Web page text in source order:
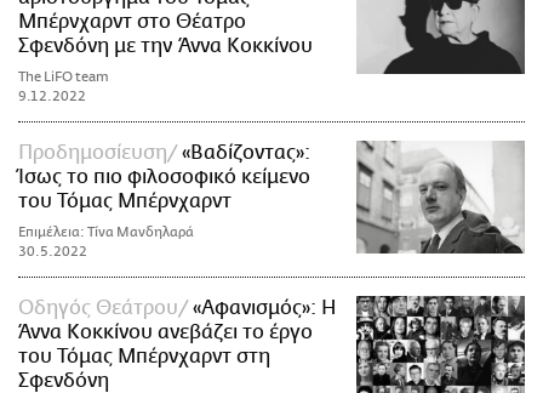
Μπέρνχαρντ στο Θέατρο
Σφενδόνη με την Άννα Κοκκίνου
The LiFO team
9.12.2022
Προδημοσίευση
«Βαδίζοντας»:
Ίσως το πιο φιλοσοφικό κείμενο
του Τόμας Μπέρνχαρντ
Επιμέλεια: Τίνα Μανδηλαρά
30.5.2022
Οδηγός Θεάτρου
«Αφανισμός»: Η
Άννα Κοκκίνου ανεβάζει το έργο
του Τόμας Μπέρνχαρντ στη
Σφενδόνη